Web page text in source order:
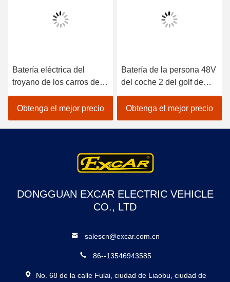
Batería eléctrica del
troyano de los carros de
golf del golf del pasajero
eléctrico púrpura del
coche 2
Obtenga el mejor precio
Batería de la persona 48V
del coche 2 del golf de
EXCAR/regulador
troyanos eléctricos de
Curtis
Obtenga el mejor precio
DONGGUAN EXCAR ELECTRIC VEHICLE
CO., LTD
salescn@excar.com.cn
86--13546943585
No. 68 de la calle Fulai, ciudad de Liaobu, ciudad de